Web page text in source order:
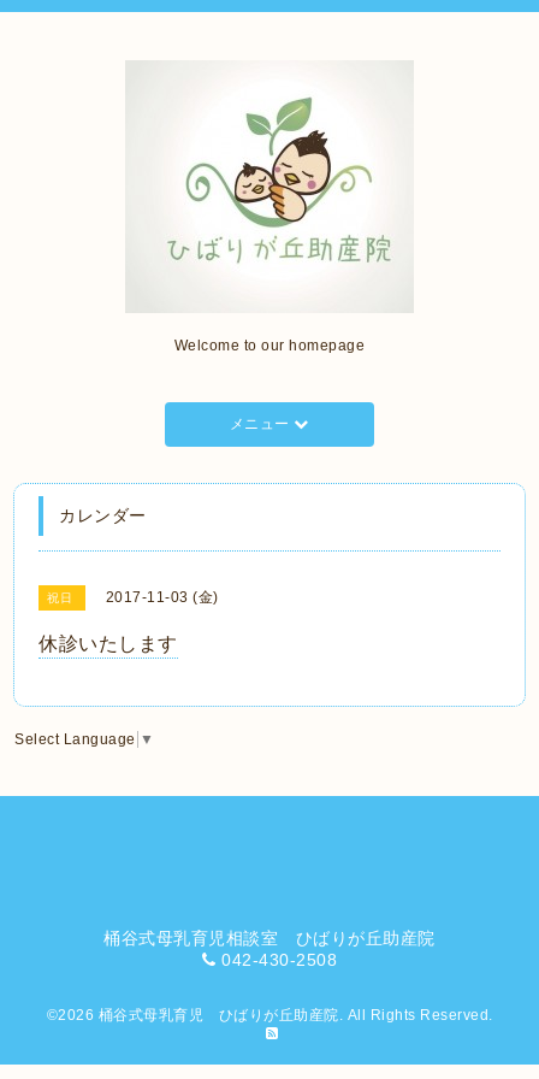
Welcome to our homepage
メニュー
カレンダー
祝日 2017-11-03 (金)
休診いたします
Select Language ▼
桶谷式母乳育児相談室 ひばりが丘助産院
042-430-2508
©2026 桶谷式母乳育児 ひばりが丘助産院. All Rights Reserved.